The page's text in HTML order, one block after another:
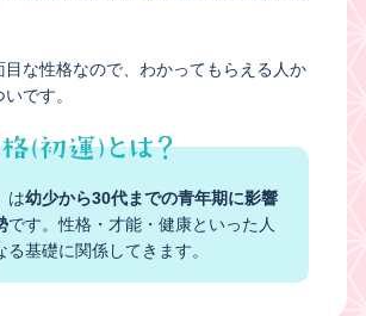
目な性格なので、わかってもらえる人か
です。
は幼少から30代までの青年期に影響
です。性格・才能・健康といった人
る基礎に関係してきます。